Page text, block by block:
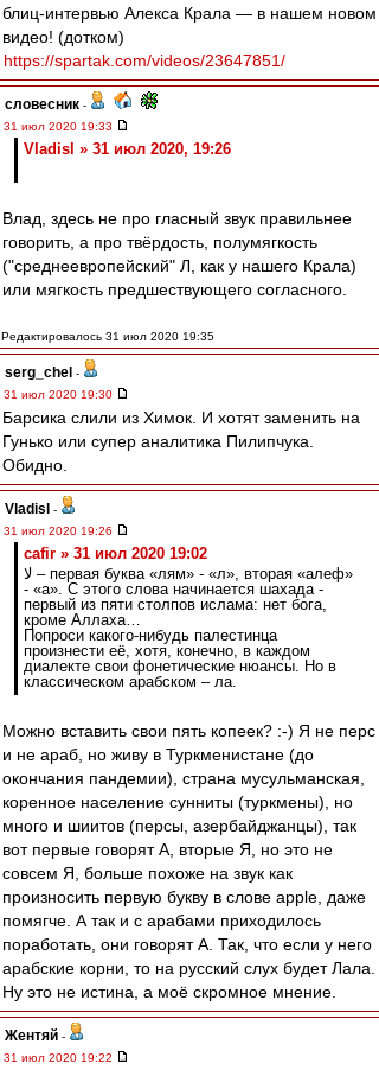
блиц-интервью Алекса Крала — в нашем новом
видео! (дотком)
https://spartak.com/videos/23647851/
словесник -
31 июл 2020 19:33
Vladisl » 31 июл 2020, 19:26
Влад, здесь не про гласный звук правильнее
говорить, а про твёрдость, полумягкость
("среднеевропейский" Л, как у нашего Крала)
или мягкость предшествующего согласного.
Редактировалось 31 июл 2020 19:35
serg_chel -
31 июл 2020 19:30
Барсика слили из Химок. И хотят заменить на
Гунько или супер аналитика Пилипчука.
Обидно.
Vladisl
-
31 июл 2020 19:26
cafir » 31 июл 2020 19:02
لا – первая буква «лям» - «л», вторая «алеф»
- «а». С этого слова начинается шахада -
первый из пяти столпов ислама: нет бога,
кроме Аллаха…
Попроси какого-нибудь палестинца
произнести её, хотя, конечно, в каждом
диалекте свои фонетические нюансы. Но в
классическом арабском – ла.
Можно вставить свои пять копеек? :-) Я не перс
и не араб, но живу в Туркменистане (до
окончания пандемии), страна мусульманская,
коренное население сунниты (туркмены), но
много и шиитов (персы, азербайджанцы), так
вот первые говорят А, вторые Я, но это не
совсем Я, больше похоже на звук как
произносить первую букву в слове apple, даже
помягче. А так и с арабами приходилось
поработать, они говорят А. Так, что если у него
арабские корни, то на русский слух будет Лала.
Ну это не истина, а моё скромное мнение.
Жентяй -
31 июл 2020 19:22